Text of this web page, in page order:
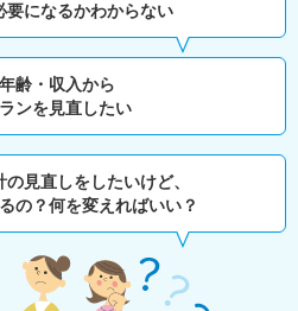
要になるかわからない
齢・収入から
ンを見直したい
見直しをしたいけど、
の？何を変えればいい？